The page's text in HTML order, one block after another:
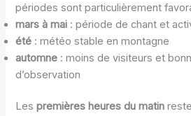
périodes sont particulièrement
mars à mai : période de chant et
été : météo stable en montagne
automne : moins de visiteurs et
d’observation
Lespremières heures du matin